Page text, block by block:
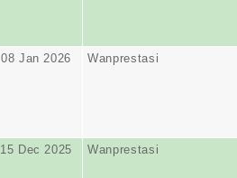
08 Jan 2026 Wanprestasi
15 Dec 2025 Wanprestasi